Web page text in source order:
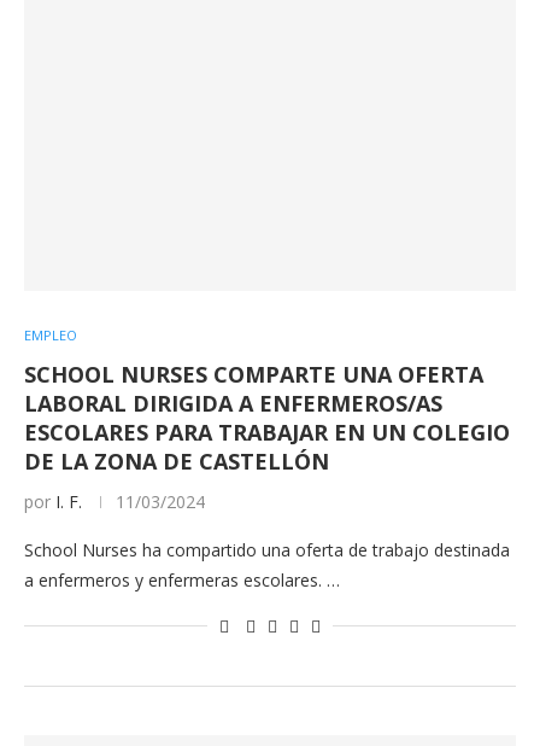
EMPLEO
SCHOOL NURSES COMPARTE UNA OFERTA
LABORAL DIRIGIDA A ENFERMEROS/AS
ESCOLARES PARA TRABAJAR EN UN COLEGIO
DE LA ZONA DE CASTELLÓN
por I. F. 11/03/2024
School Nurses ha compartido una oferta de trabajo destinada
a enfermeros y enfermeras escolares. …